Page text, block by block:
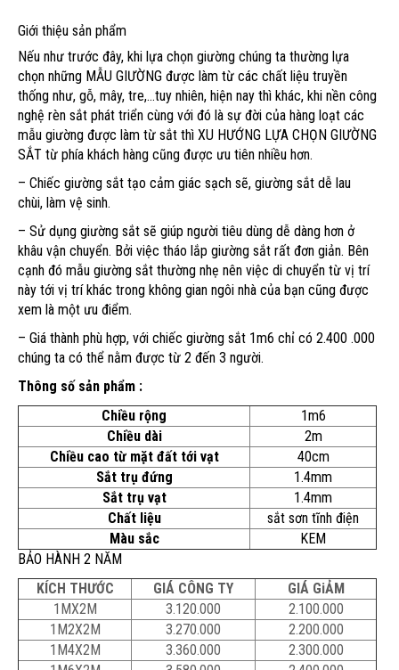
Giới thiệu sản phẩm
Nếu như trước đây, khi lựa chọn giường chúng ta thường lựa
chọn những MẪU GIƯỜNG được làm từ các chất liệu truyền
thống như, gỗ, mây, tre,…tuy nhiên, hiện nay thì khác, khi nền công
nghệ rèn sắt phát triển cùng với đó là sự đời của hàng loạt các
mẫu giường được làm từ sắt thì XU HƯỚNG LỰA CHỌN GIƯỜNG
SẮT từ phía khách hàng cũng được ưu tiên nhiều hơn.
– Chiếc giường sắt tạo cảm giác sạch sẽ, giường sắt dễ lau
chùi, làm vệ sinh.
– Sử dụng giường sắt sẽ giúp người tiêu dùng dễ dàng hơn ở
khâu vận chuyển. Bởi việc tháo lắp giường sắt rất đơn giản. Bên
cạnh đó mẫu giường sắt thường nhẹ nên việc di chuyển từ vị trí
này tới vị trí khác trong không gian ngôi nhà của bạn cũng được
xem là một ưu điểm.
– Giá thành phù hợp, với chiếc giường sắt 1m6 chỉ có 2.400 .000
chúng ta có thể nằm được từ 2 đến 3 người.
Thông số sản phẩm :
Chiều rộng
1m6
Chiều dài
2m
Chiều cao từ mặt đất tới vạt
40cm
Sắt trụ đứng
1.4mm
Sắt trụ vạt
1.4mm
Chất liệu
sắt sơn tĩnh điện
Màu sắc
KEM
BẢO HÀNH 2 NĂM
KÍCH THƯỚC
GIÁ CÔNG TY
GIÁ GiẢM
1MX2M
3.120.000
2.100.000
1M2X2M
3.270.000
2.200.000
1M4X2M
3.360.000
2.300.000